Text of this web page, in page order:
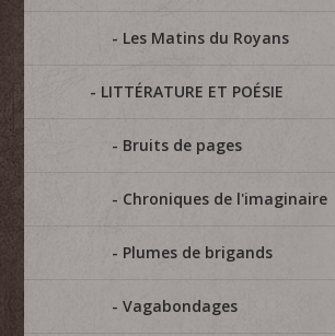
Les Matins du Royans
LITTÉRATURE ET POÉSIE
Bruits de pages
Chroniques de l'imaginaire
Plumes de brigands
Vagabondages